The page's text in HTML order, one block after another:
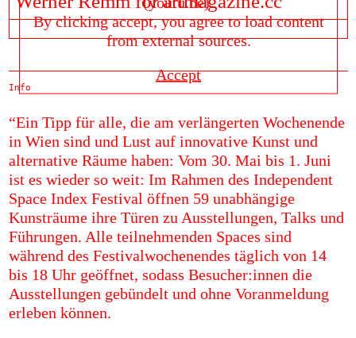
By clicking accept, you agree to load content
from external sources.
Accept
Info
“Ein Tipp für alle, die am verlängerten Wochenende
in Wien sind und Lust auf innovative Kunst und
alternative Räume haben: Vom 30. Mai bis 1. Juni
ist es wieder so weit: Im Rahmen des Independent
Space Index Festival öffnen 59 unabhängige
Kunsträume ihre Türen zu Ausstellungen, Talks und
Führungen. Alle teilnehmenden Spaces sind
während des Festivalwochenendes täglich von 14
bis 18 Uhr geöffnet, sodass Besucher:innen die
Ausstellungen gebündelt und ohne Voranmeldung
erleben können.